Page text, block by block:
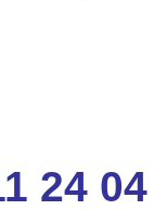
24 04